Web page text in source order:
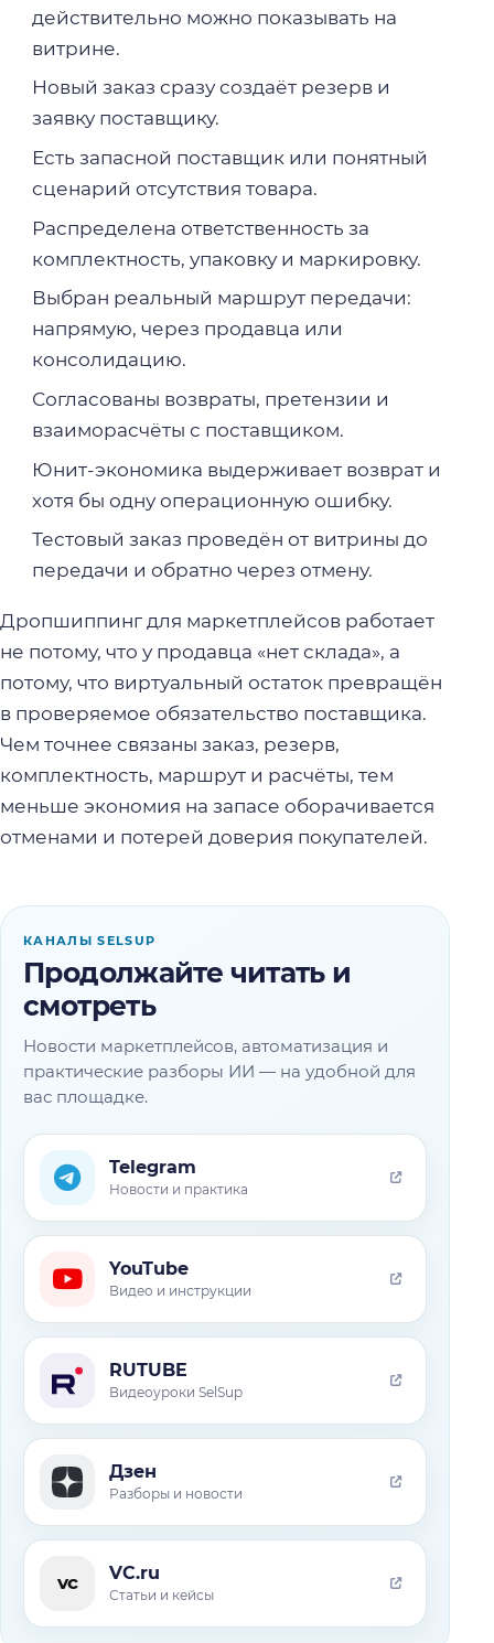
действительно можно показывать на
витрине.
Новый заказ сразу создаёт резерв и
заявку поставщику.
Есть запасной поставщик или понятный
сценарий отсутствия товара.
Распределена ответственность за
комплектность, упаковку и маркировку.
Выбран реальный маршрут передачи:
напрямую, через продавца или
консолидацию.
Согласованы возвраты, претензии и
взаиморасчёты с поставщиком.
Юнит-экономика выдерживает возврат и
хотя бы одну операционную ошибку.
Тестовый заказ проведён от витрины до
передачи и обратно через отмену.
Дропшиппинг для маркетплейсов работает
не потому, что у продавца «нет склада», а
потому, что виртуальный остаток превращён
в проверяемое обязательство поставщика.
Чем точнее связаны заказ, резерв,
комплектность, маршрут и расчёты, тем
меньше экономия на запасе оборачивается
отменами и потерей доверия покупателей.
КАНАЛЫ SELSUP
Продолжайте читать и
смотреть
Новости маркетплейсов, автоматизация и
практические разборы ИИ — на удобной для
вас площадке.
Telegram
Новости и практика
YouTube
Видео и инструкции
RUTUBE
Видеоуроки SelSup
Дзен
Разборы и новости
vc VC.ru
Статьи и кейсы